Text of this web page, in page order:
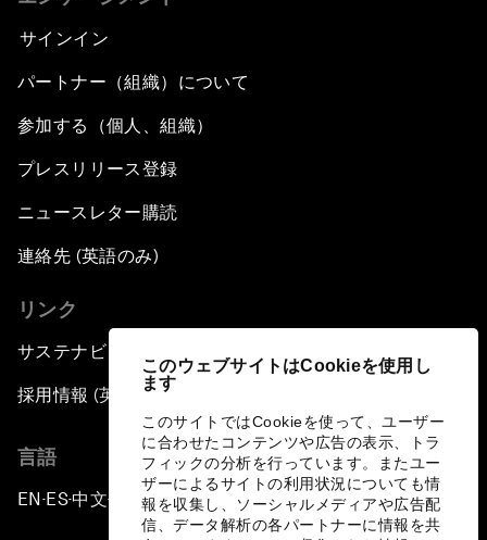
このウェブサイトはCookieを使用し
ます
このサイトではCookieを使って、ユーザー
に合わせたコンテンツや広告の表示、トラ
フィックの分析を行っています。またユー
ザーによるサイトの利用状況についても情
報を収集し、ソーシャルメディアや広告配
信、データ解析の各パートナーに情報を共
サインイン
パートナー（組織）について
参加する（個人、組織）
プレスリリース登録
ニュースレター購読
連絡先 (英語のみ)
リンク
サステナビリティへの取り組み
採用情報 (英語のみ)
言語
EN ▪ES▪中文▪ 日本語